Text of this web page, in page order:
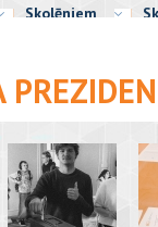
Skolēniem